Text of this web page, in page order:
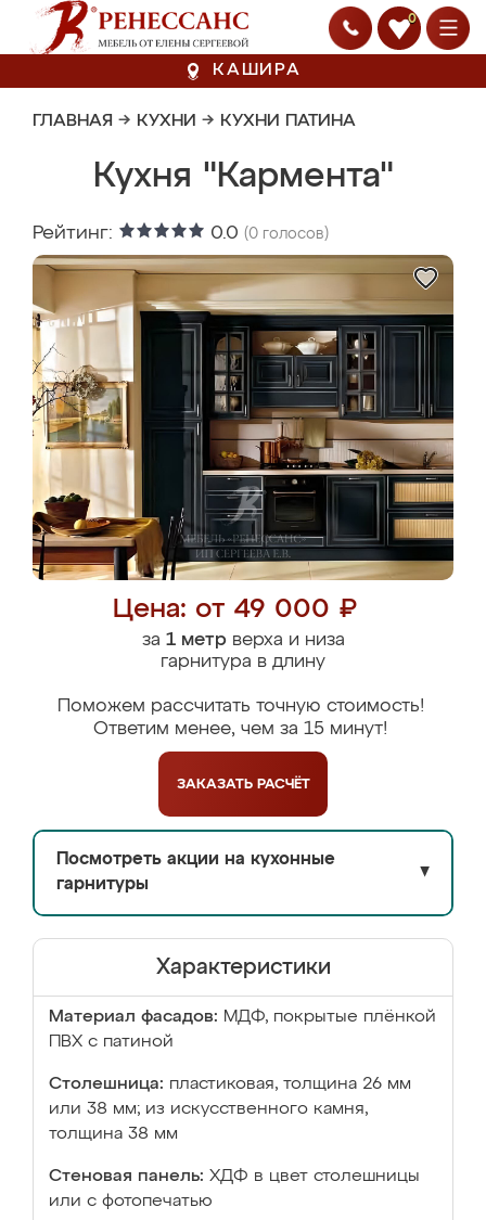
0
КАШИРА
ГЛАВНАЯ → КУХНИ → КУХНИ ПАТИНА
Кухня "Кармента"
Рейтинг: 0.0 (0 голосов)
Цена: от 49 000 ₽
за 1 метрверха и низа
гарнитура в длину
Поможем рассчитать точную стоимость!
Ответим менее, чем за 15 минут!
ЗАКАЗАТЬ РАСЧЁТ
Посмотреть акции на кухонные
гарнитуры
▼
Характеристики
Материал фасадов: МДФ, покрытые плёнкой
ПВХ с патиной
Столешница: пластиковая, толщина 26 мм
или 38 мм; из искусственного камня,
толщина 38 мм
Стеновая панель: ХДФ в цвет столешницы
или с фотопечатью